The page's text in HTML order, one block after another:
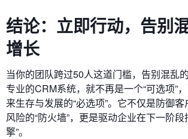
结论：立即行动，告别
增长
当你的团队跨过50人这道门槛，告别混乱
专业的CRM系统，就不再是一个“可选项”
来生存与发展的“必选项”。它不仅是防御
风险的“防火墙”，更是驱动企业在下一阶段
擎”。